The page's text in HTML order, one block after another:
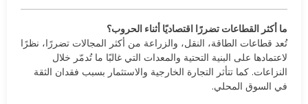
ما أكثر القطاعات تضررًا اقتصاديًا أثناء الحروب؟
تُعد قطاعات الطاقة، النقل، والزراعة من أكثر المجالات تضررًا، نظرًا
لاعتمادها على البنية التحتية والمعدات التي غالبًا ما تُدمّر خلال
النزاعات. كما تتأثر التجارة الخارجية والاستثمار بسبب فقدان الثقة
في السوق المحلي.